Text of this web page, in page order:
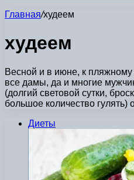
Главная/худеем
худеем
Весной и в июне, к пляжному
все дамы, да и многие
(долгий световой сутки,
большое количество
Диеты